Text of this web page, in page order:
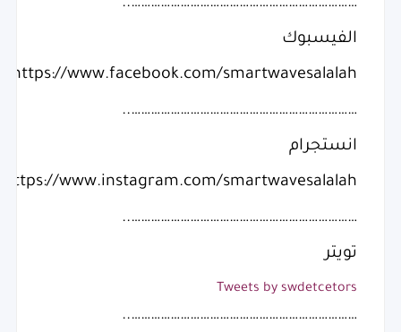
……………………………………………………………..
الفيسبوك
https://www.facebook.com/smartwavesalalah
……………………………………………………………..
انستجرام
https://www.instagram.com/smartwavesalalah/
……………………………………………………………..
تويتر
Tweets by swdetcetors
……………………………………………………………..